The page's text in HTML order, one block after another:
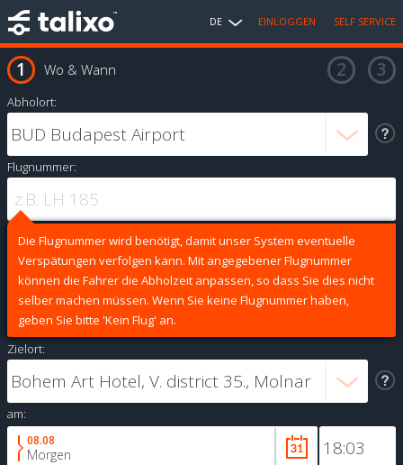
DE EINLOGGEN SELF SERVICE
Wo & Wann
Abholort:
Flugnummer:
Die Flugnummer wird benötigt, damit unser System eventuelle
Verspätungen verfolgen kann. Mit angegebener Flugnummer
können die Fahrer die Abholzeit anpassen, so dass Sie dies nicht
selber machen müssen. Wenn Sie keine Flugnummer haben,
geben Sie bitte 'Kein Flug' an.
Zielort:
am:
08.08
Morgen